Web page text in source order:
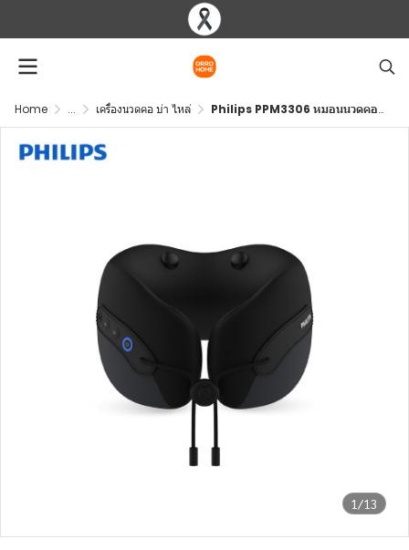
Home ... เครื่องนวดคอ บ่า ไหล่ Philips PPM3306 หมอนนวดคอไฟฟ้า ไร้สาย สั่น 4 จุด 3 โหมด
1/13